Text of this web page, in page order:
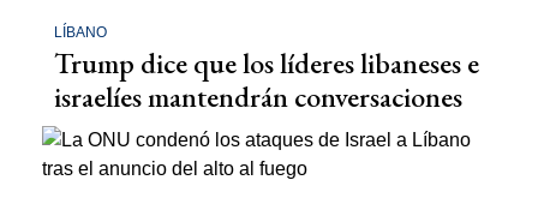
LÍBANO
Trump dice que los líderes libaneses e
israelíes mantendrán conversaciones